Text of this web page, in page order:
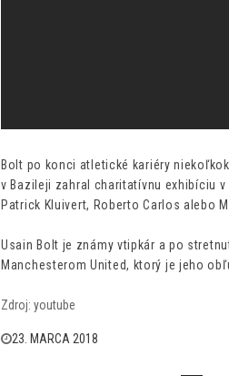
Bolt po konci atletické kariéry
v Bazileji zahral charitatívnu exhibíciu
Patrick Kluivert, Roberto Carlos alebo
Usain Bolt je známy vtipkár a po
Manchesterom United, ktorý je jeho
Zdroj: youtube
23. MARCA 2018